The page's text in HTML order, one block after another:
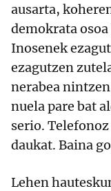
ausarta,
demokrata
Inosenek
ezagutzen
nerabea
nuela pare bat
serio.
daukat. Baina
Lehen